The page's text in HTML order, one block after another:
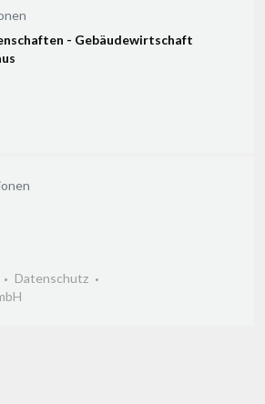
- Gebäudewirtschaft
Datenschutz